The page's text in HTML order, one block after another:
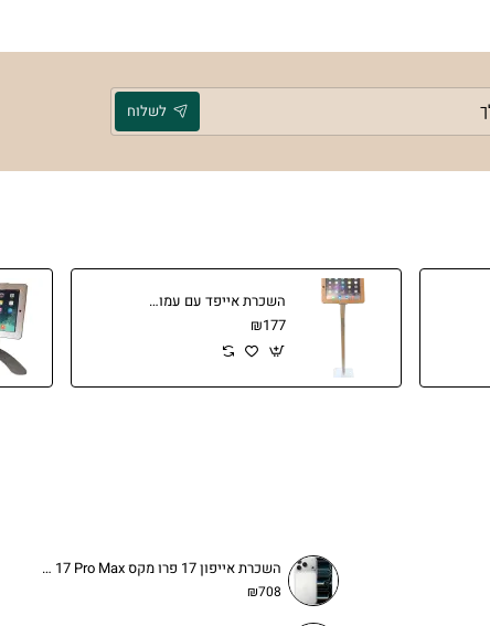
לשלוח
השכרת אייפד עם עמוד רצפתי ננעל לתערוכות וכנסים
₪177
השכרת אייפון 17 פרו מקס iPhone 17 Pro Max
₪708